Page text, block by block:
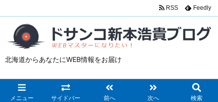
北海道からあなたにWEB情報をお届け
メニュー サイドバー 前へ 次へ 検索
RSS Feedly